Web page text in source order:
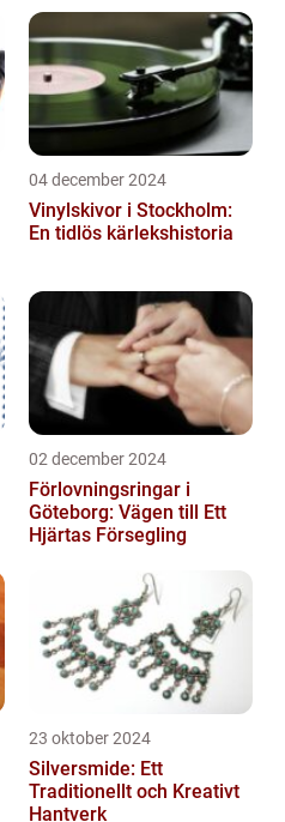
04 december 2024
Vinylskivor i Stockholm:
En tidlös kärlekshistoria
02 december 2024
Förlovningsringar i
Göteborg: Vägen till Ett
Hjärtas Försegling
23 oktober 2024
Silversmide: Ett
Traditionellt och Kreativt
Hantverk